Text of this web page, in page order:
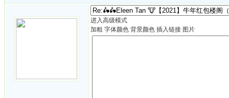
进入高级模式
加粗 字体颜色 背景颜色 插入链接 图片